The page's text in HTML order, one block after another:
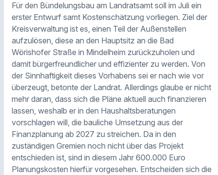
Für den Bündelungsbau am Landratsamt soll im Juli ein
erster Entwurf samt Kostenschätzung vorliegen. Ziel der
Kreisverwaltung ist es, einen Teil der Außenstellen
aufzulösen, diese an den Hauptsitz an die Bad
Wörishofer Straße in Mindelheim zurückzuholen und
damit bürgerfreundlicher und effizienter zu werden. Von
der Sinnhaftigkeit dieses Vorhabens sei er nach wie vor
überzeugt, betonte der Landrat. Allerdings glaube er nicht
mehr daran, dass sich die Pläne aktuell auch finanzieren
lassen, weshalb er in den Haushaltsberatungen
vorschlagen will, die bauliche Umsetzung aus der
Finanzplanung ab 2027 zu streichen. Da in den
zuständigen Gremien noch nicht über das Projekt
entschieden ist, sind in diesem Jahr 600.000 Euro
Planungskosten hierfür vorgesehen. Entscheiden sich die